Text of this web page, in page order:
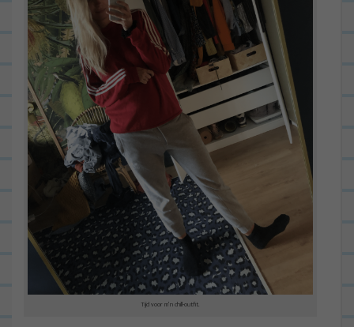
Tijd voor m’n chill-outfit.